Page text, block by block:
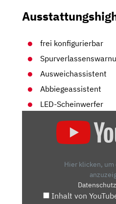
frei konfigurierbar
Ausweichassistent
Abbiegeassistent
LED-Scheinwerfer
Hier klicken, um
Inhalt von